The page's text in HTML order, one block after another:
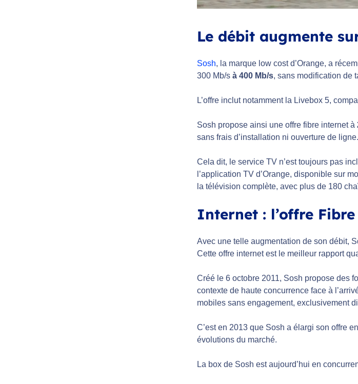
Le débit augmente
Sosh, la marque low cost d’Orange, a
300 Mb/s à 400 Mb/s, sans modification de
L’offre inclut notamment la Livebox 5,
Sosh propose ainsi une offre fibre internet à
sans frais d’installation ni ouverture de ligne.
Cela dit, le service TV n’est toujours pas
l’application TV d’Orange, disponible sur
la télévision complète, avec plus de 180
Internet : l’offre
Avec une telle augmentation de son débit,
Cette offre internet est le meilleur rapport
Créé le 6 octobre 2011, Sosh propose des
contexte de haute concurrence face à
mobiles sans engagement, exclusivement
C’est en 2013 que Sosh a élargi son offre
évolutions du marché.
La box de Sosh est aujourd’hui en